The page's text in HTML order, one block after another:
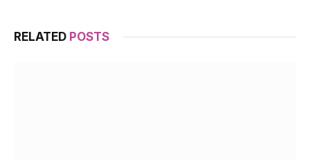
RELATED POSTS